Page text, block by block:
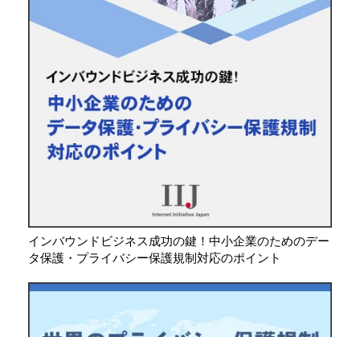
インバウンドビジネス成功の鍵！中小企業のためのデー
タ保護・プライバシー保護規制対応のポイント